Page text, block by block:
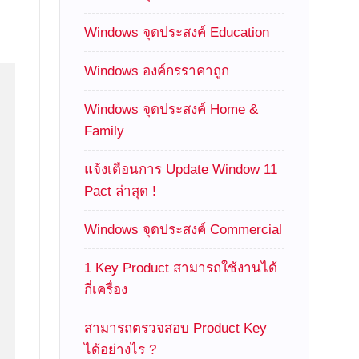
Windows จุดประสงค์ Education
Windows องค์กรราคาถูก
Windows จุดประสงค์ Home &
Family
แจ้งเตือนการ Update Window 11
Pact ล่าสุด !
Windows จุดประสงค์ Commercial
1 Key Product สามารถใช้งานได้
กี่เครื่อง
สามารถตรวจสอบ Product Key
ได้อย่างไร ?